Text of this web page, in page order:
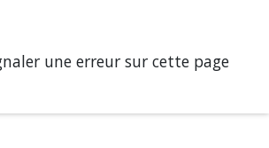
une erreur sur cette page